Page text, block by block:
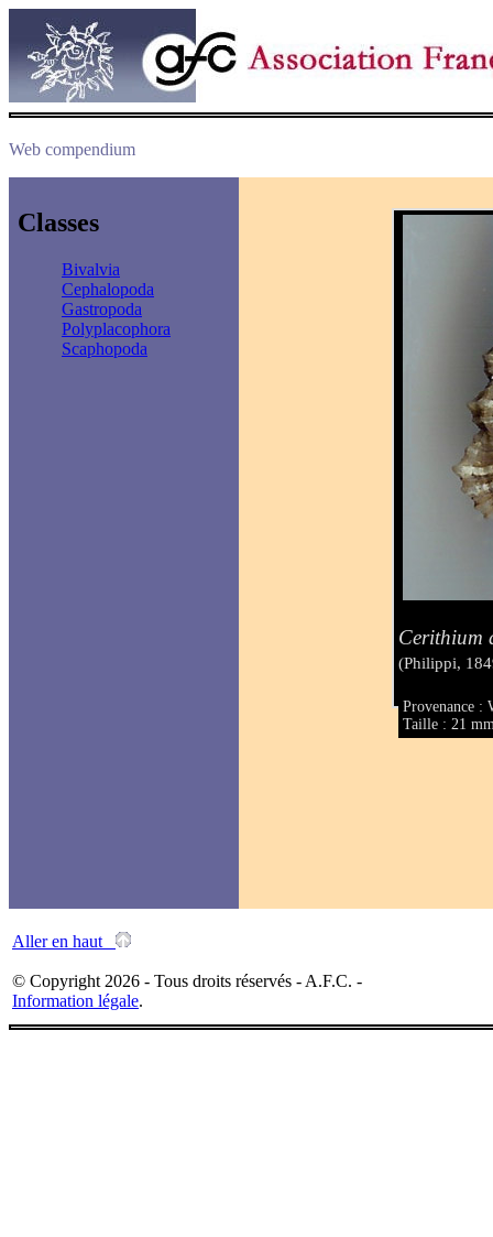
Web compendium
Classes
Bivalvia
Cephalopoda
Gastropoda
Polyplacophora
Scaphopoda
Cerithium
(Philippi,
Provenance :
Taille : 21
Aller en haut
© Copyright 2026 - Tous droits réservés - A.F.C. -
Information légale.